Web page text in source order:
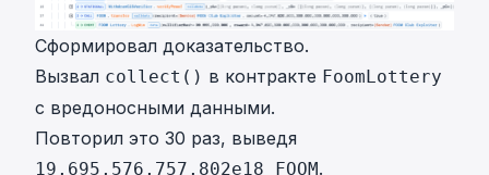
Сформировал доказательство.
Вызвал collect() в контракте FoomLottery
с вредоносными данными.
Повторил это 30 раз, выведя
19,695,576,757,802e18 FOOM.